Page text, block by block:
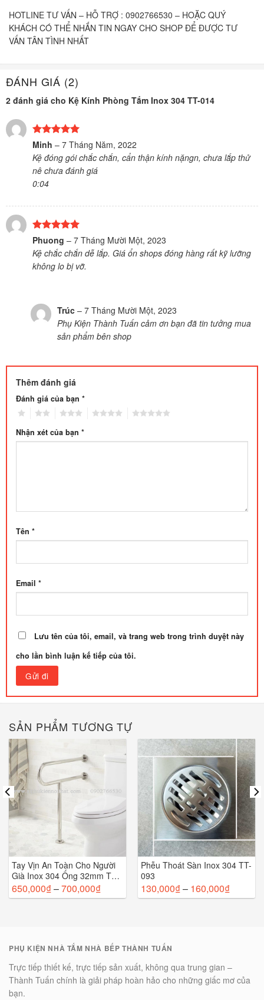
HOTLINE TƯ VẤN – HỖ TRỢ : 0902766530 – HOẶC QUÝ
KHÁCH CÓ THỂ NHẮN TIN NGAY CHO SHOP ĐỂ ĐƯỢC TƯ
VẤN TÂN TÌNH NHẤT
ĐÁNH GIÁ (2)
2 đánh giá cho Kệ Kính Phòng Tắm Inox 304 TT-014
Được xếp
sao
Minh – 7 Tháng Năm, 2022
Kệ đóng gói chắc chắn, cẩn thận kính nặngn, chưa lắp thử
nê chưa đánh giá
0:04
Được xếp
55
sao
Phuong – 7 Tháng Mười Một, 2023
Kệ chắc chắn dễ lắp. Giá ổn shops đóng hàng rất kỹ lưỡng
không lo bị vỡ.
Trúc – 7 Tháng Mười Một, 2023
Phụ Kiện Thành Tuấn cảm ơn bạn đã tin tưởng mua
sản phẩm bên shop
Thêm đánh giá
Đánh giá của bạn *
Nhận xét của bạn *
Tên *
Email *
Lưu tên của tôi, email, và trang web trong trình duyệt này
cho lần bình luận kế tiếp của tôi.
SẢN PHẨM TƯƠNG TỰ
Tay Vịn An Toàn Cho Người
Già Inox 304 Ống 32mm TT-
114
650,000₫–700,000₫
Phễu Thoát Sàn Inox 304 TT-
093
130,000₫– 160,000₫
PHỤ KIỆN NHÀ TẮM NHÀ BẾP THÀNH TUẤN
Trực tiếp thiết kế, trực tiếp sản xuất, không qua trung gian –
Thành Tuấn chính là giải pháp hoàn hảo cho những giấc mơ của
bạn.